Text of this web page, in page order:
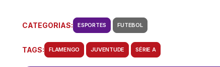
CATEGORIAS: ESPORTES FUTEBOL
TAGS: FLAMENGO JUVENTUDE SÉRIE A